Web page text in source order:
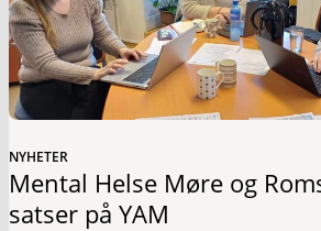
NYHETER
Mental Helse Møre og
satser på YAM